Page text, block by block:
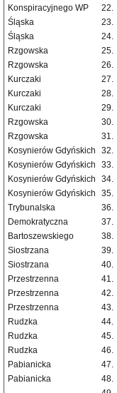
Konspiracyjnego WP
22.
Śląska
23.
Śląska
24.
Rzgowska
25.
Rzgowska
26.
Kurczaki
27.
Kurczaki
28.
Kurczaki
29.
Rzgowska
30.
Rzgowska
31.
Kosynierów Gdyńskich
32.
Kosynierów Gdyńskich
33.
Kosynierów Gdyńskich
34.
Kosynierów Gdyńskich
35.
Trybunalska
36.
Demokratyczna
37.
Bartoszewskiego
38.
Siostrzana
39.
Siostrzana
40.
Przestrzenna
41.
Przestrzenna
42.
Przestrzenna
43.
Rudzka
44.
Rudzka
45.
Rudzka
46.
Pabianicka
47.
Pabianicka
48.